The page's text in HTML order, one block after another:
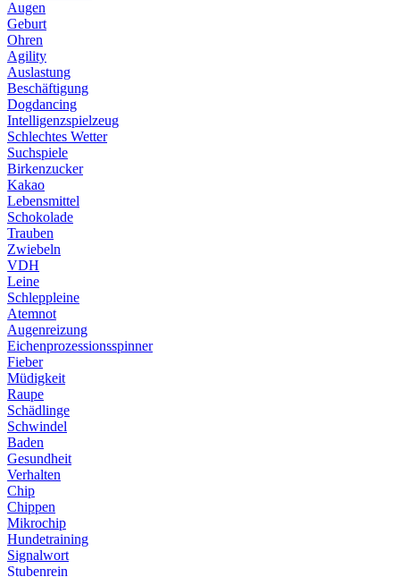
Augen
Geburt
Ohren
Agility
Auslastung
Beschäftigung
Dogdancing
Intelligenzspielzeug
Schlechtes Wetter
Suchspiele
Birkenzucker
Kakao
Lebensmittel
Schokolade
Trauben
Zwiebeln
VDH
Leine
Schleppleine
Atemnot
Augenreizung
Eichenprozessionsspinner
Fieber
Müdigkeit
Raupe
Schädlinge
Schwindel
Baden
Gesundheit
Verhalten
Chip
Chippen
Mikrochip
Hundetraining
Signalwort
Stubenrein